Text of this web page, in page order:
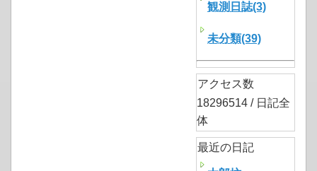
観測日誌(3)
未分類(39)
アクセス数
18296514 / 日記全
体
最近の日記